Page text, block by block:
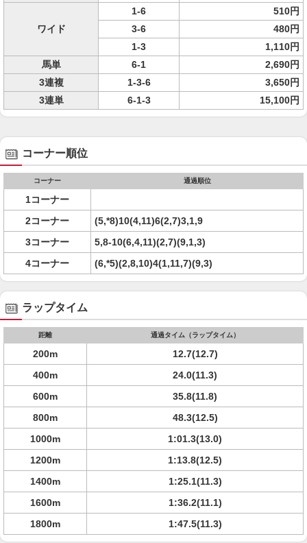
ワイド
1-6
510円
3-6
480円
1-3
1,110円
馬単
6-1
2,690円
3連複
1-3-6
3,650円
3連単
6-1-3 15,100円
コーナー順位
コーナー 通過順位
1コーナー
2コーナー
(5,*8)10(4,11)6(2,7)3,1,9
3コーナー
5,8-10(6,4,11)(2,7)(9,1,3)
4コーナー
(6,*5)(2,8,10)4(1,11,7)(9,3)
ラップタイム
距離 通過タイム（ラップタイム）
200m
12.7(12.7)
400m
24.0(11.3)
600m
35.8(11.8)
800m
48.3(12.5)
1000m
1:01.3(13.0)
1200m
1:13.8(12.5)
1400m
1:25.1(11.3)
1600m
1:36.2(11.1)
1800m
1:47.5(11.3)